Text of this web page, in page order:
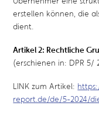
erstellen können, die
dient.
Artikel 2: Rechtliche
(erschienen in: DPR 5/
LINK zum Artikel:
report.de/de/5-2024/